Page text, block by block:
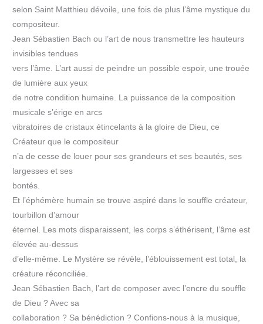
selon Saint Matthieu dévoile, une fois de plus l’âme mystique du
compositeur.
Jean Sébastien Bach ou l’art de nous transmettre les hauteurs
invisibles tendues
vers l’âme. L’art aussi de peindre un possible espoir, une trouée
de lumière aux yeux
de notre condition humaine. La puissance de la composition
musicale s’érige en arcs
vibratoires de cristaux étincelants à la gloire de Dieu, ce
Créateur que le compositeur
n’a de cesse de louer pour ses grandeurs et ses beautés, ses
largesses et ses
bontés.
Et l’éphémère humain se trouve aspiré dans le souffle créateur,
tourbillon d’amour
éternel. Les mots disparaissent, les corps s’éthérisent, l’âme est
élevée au-dessus
d’elle-même. Le Mystère se révèle, l’éblouissement est total, la
créature réconciliée.
Jean Sébastien Bach, l’art de composer avec l’encre du souffle
de Dieu ? Avec sa
collaboration ? Sa bénédiction ? Confions-nous à la musique,